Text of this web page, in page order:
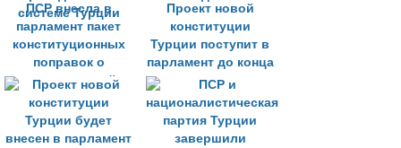
ПСР внесла в
парламент пакет
конституционных
поправок о
президентской
системе Турции
Проект новой
конституции
Турции поступит в
парламент до конца
недели